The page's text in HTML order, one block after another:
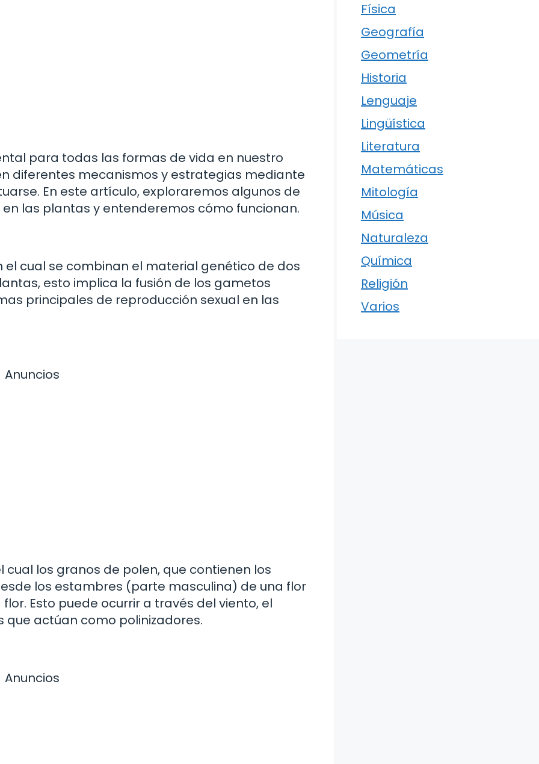
para todas las formas de vida en nuestro
diferentes mecanismos y estrategias mediante
En este artículo, exploraremos algunos de
las plantas y entenderemos cómo funcionan.
el cual se combinan el material genético de dos
esto implica la fusión de los gametos
principales de reproducción sexual en las
Anuncios
los granos de polen, que contienen los
los estambres (parte masculina) de una flor
Esto puede ocurrir a través del viento, el
que actúan como polinizadores.
Anuncios
Física
Geografía
Geometría
Historia
Lenguaje
Lingüística
Literatura
Matemáticas
Mitología
Música
Naturaleza
Química
Religión
Varios